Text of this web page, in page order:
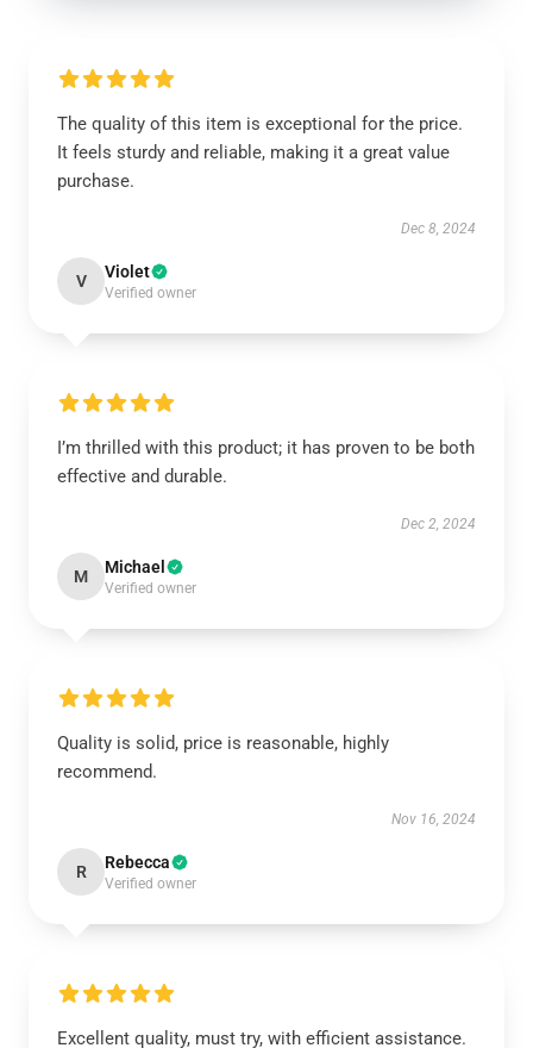
The quality of this item is exceptional for the price.
It feels sturdy and reliable, making it a great value
purchase.
Dec 8, 2024
V Violet
Verified owner
I’m thrilled with this product; it has proven to be both
effective and durable.
Dec 2, 2024
M Michael
Verified owner
Quality is solid, price is reasonable, highly
recommend.
Nov 16, 2024
R Rebecca
Verified owner
Excellent quality, must try, with efficient assistance.